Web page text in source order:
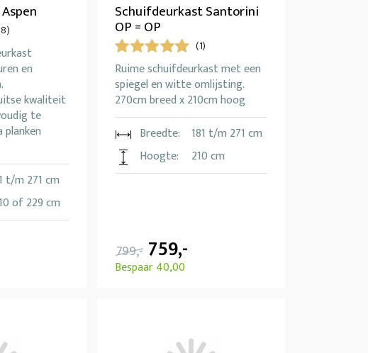
en
kwaliteit
te
t/m 271 cm
of 229 cm
Schuifdeurkast Santorini
OP = OP
(1)
Ruime schuifdeurkast met een
spiegel en witte omlijsting.
270cm breed x 210cm hoog
Breedte:
181 t/m 271 cm
Hoogte:
210 cm
799,- 759,-
Bespaar 40,00